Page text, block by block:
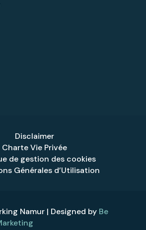
Disclaimer
Charte Vie Privée
de gestion des cookies
Générales d’Utilisation
Namur | Designed by Be